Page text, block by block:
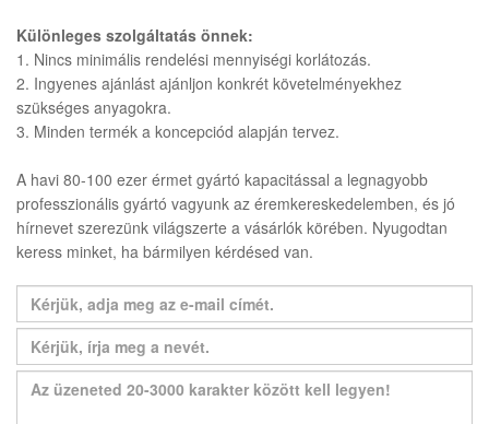
Különleges szolgáltatás önnek:
1. Nincs minimális rendelési mennyiségi korlátozás.
2. Ingyenes ajánlást ajánljon konkrét követelményekhez
szükséges anyagokra.
3. Minden termék a koncepciód alapján tervez.
A havi 80-100 ezer érmet gyártó kapacitással a legnagyobb
professzionális gyártó vagyunk az éremkereskedelemben, és jó
hírnevet szerezünk világszerte a vásárlók körében. Nyugodtan
keress minket, ha bármilyen kérdésed van.